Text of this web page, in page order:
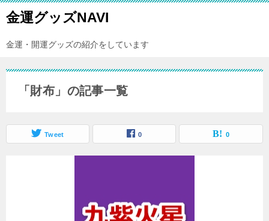
金運グッズNAVI
金運・開運グッズの紹介をしています
「財布」の記事一覧
Tweet 0 0